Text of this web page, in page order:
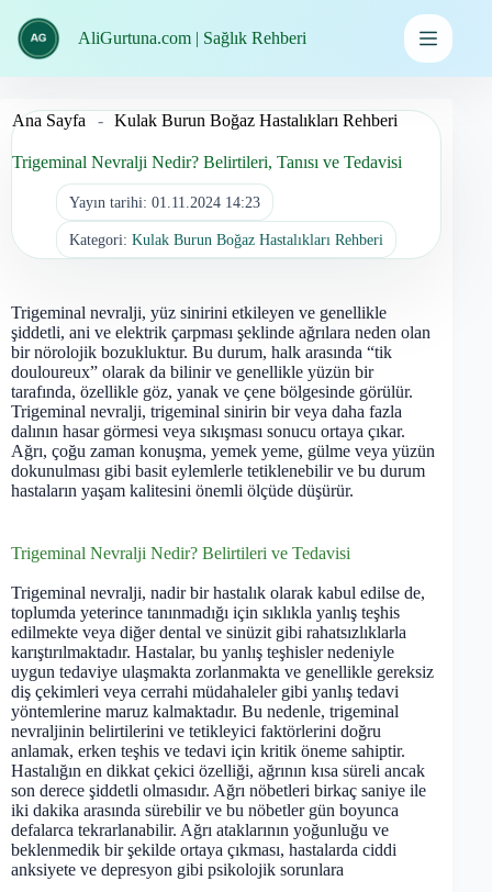
geç
AliGurtuna.com | Sağlık Rehberi
Ana Sayfa - Kulak Burun Boğaz Hastalıkları Rehberi
Trigeminal Nevralji Nedir? Belirtileri, Tanısı ve Tedavisi
Yayın tarihi: 01.11.2024 14:23
Kategori: Kulak Burun Boğaz Hastalıkları Rehberi
Trigeminal nevralji, yüz sinirini etkileyen ve genellikle
şiddetli, ani ve elektrik çarpması şeklinde ağrılara neden olan
bir nörolojik bozukluktur. Bu durum, halk arasında “tik
douloureux” olarak da bilinir ve genellikle yüzün bir
tarafında, özellikle göz, yanak ve çene bölgesinde görülür.
Trigeminal nevralji, trigeminal sinirin bir veya daha fazla
dalının hasar görmesi veya sıkışması sonucu ortaya çıkar.
Ağrı, çoğu zaman konuşma, yemek yeme, gülme veya yüzün
dokunulması gibi basit eylemlerle tetiklenebilir ve bu durum
hastaların yaşam kalitesini önemli ölçüde düşürür.
Trigeminal Nevralji Nedir? Belirtileri ve Tedavisi
Trigeminal nevralji, nadir bir hastalık olarak kabul edilse de,
toplumda yeterince tanınmadığı için sıklıkla yanlış teşhis
edilmekte veya diğer dental ve sinüzit gibi rahatsızlıklarla
karıştırılmaktadır. Hastalar, bu yanlış teşhisler nedeniyle
uygun tedaviye ulaşmakta zorlanmakta ve genellikle gereksiz
diş çekimleri veya cerrahi müdahaleler gibi yanlış tedavi
yöntemlerine maruz kalmaktadır. Bu nedenle, trigeminal
nevraljinin belirtilerini ve tetikleyici faktörlerini doğru
anlamak, erken teşhis ve tedavi için kritik öneme sahiptir.
Hastalığın en dikkat çekici özelliği, ağrının kısa süreli ancak
son derece şiddetli olmasıdır. Ağrı nöbetleri birkaç saniye ile
iki dakika arasında sürebilir ve bu nöbetler gün boyunca
defalarca tekrarlanabilir. Ağrı ataklarının yoğunluğu ve
beklenmedik bir şekilde ortaya çıkması, hastalarda ciddi
anksiyete ve depresyon gibi psikolojik sorunlara